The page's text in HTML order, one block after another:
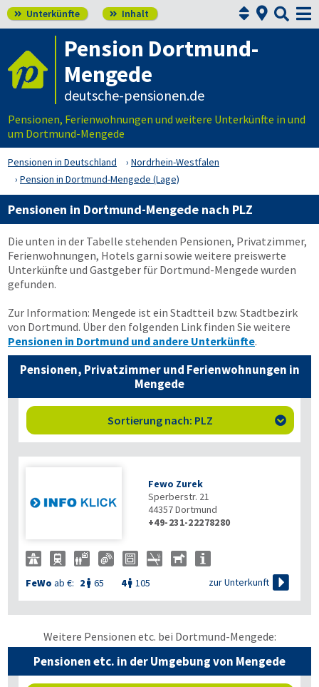
 Unterkünfte  Inhalt  

Pension Dortmund-
Mengede
deutsche-pensionen.de
Pensionen, Ferienwohnungen und weitere Unterkünfte in und
um Dortmund-Mengede
Pensionen in Deutschland
Nordrhein-Westfalen
Pension in Dortmund-Mengede (Lage)
Pensionen in Dortmund-Mengede nach PLZ
Die unten in der Tabelle stehenden Pensionen, Privatzimmer,
Ferienwohnungen, Hotels garni sowie weitere preiswerte
Unterkünfte und Gastgeber für Dortmund-Mengede wurden
gefunden.
Zur Information: Mengede ist ein Stadtteil bzw. Stadtbezirk
von Dortmund. Über den folgenden Link finden Sie weitere
Pensionen in Dortmund und andere Unterkünfte.
Pensionen, Privatzimmer und Ferienwohnungen in
Mengede
Sortierung nach: PLZ 
Fewo Zurek
Sperberstr. 21
44357Dortmund
+49-231-22278280
FeWo ab €: 2  65 4 105 zur Unterkunft 
Weitere Pensionen etc. bei Dortmund-Mengede:
Pensionen etc. in der Umgebung von Mengede